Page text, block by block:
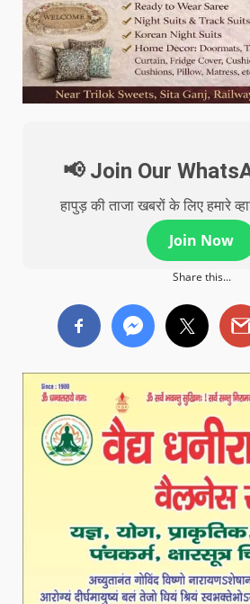
📢 Join Our
हापुड़ की ताजा खबरों के लिए हमारे
Join Now
Share this...